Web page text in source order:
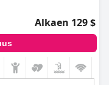
Alkaen 129 $